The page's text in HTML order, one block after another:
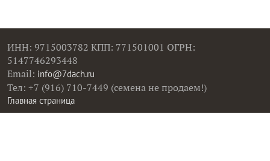
ИНН: 9715003782 КПП: 771501001 ОГРН:
5147746293448
Email: info@7dach.ru
Тел: +7 (916) 710-7449 (семена не продаем!)
Главная страница
Сейчас публикуют